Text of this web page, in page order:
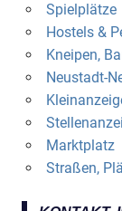
Spielplätze
Hostels &
Kneipen,
Neustadt-
Marktplatz
Straßen,